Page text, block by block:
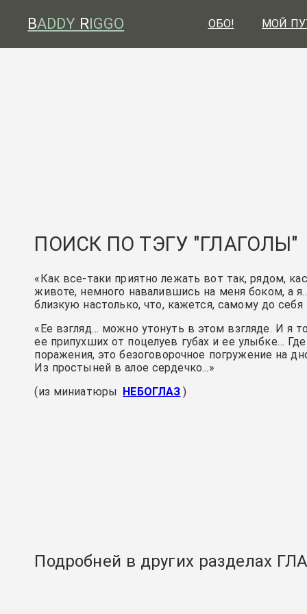
BADDY RIGGO ОБО! МОЙ
ПОИСК ПО ТЭГУ "ГЛАГОЛЫ"
«Как все-таки приятно лежать вот так, рядом,
животе, немного навалившись на меня боком, а
близкую настолько, что, кажется, самому до
«Ее взгляд… можно утонуть в этом взгляде. И я
ее припухших от поцелуев губах и ее улыбке…
поражения, это безоговорочное погружение на
Из простыней в алое сердечко...»
(из миниатюры НЕБОГЛАЗ )
Подробней в других разделах